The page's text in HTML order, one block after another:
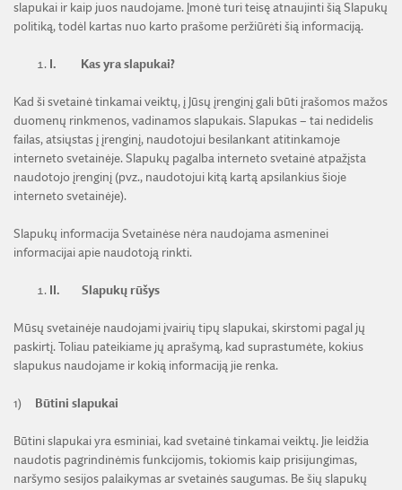
VIRTUALI LMA
TECHNIKOS MOKSLŲ SKYRIUS
JAUNOJI AKADEMIJA
SKYRIAI IR PADALINIAI
PAREIGYBIŲ APRAŠYMAS IR ATLIEKAMOS FUNKCIJOS
ŠVIESAUS ATMINIMO LMA NARIAI
BENDRADARBIAVIMO SUTARTYS
KORUPCIJOS PREVENCIJA
PRANEŠĖJŲ APSAUGA
NUORODOS
BENDRADARBIAVIMAS SU REGIONAIS
ES SF PARAMA LMA
ATVIRI DUOMENYS
FINANSŲ KONTROLĖS TAISYKLĖS
ŪKIO SUBJEKTŲ PRIEŽIŪRA
LĖŠOS VEIKLAI VIEŠINTI
slapukai ir kaip juos naudojame. Įmonė turi teisę atnaujinti šią Slapukų
politiką, todėl kartas nuo karto prašome peržiūrėti šią informaciją.
I. Kas yra slapukai?
Kad ši svetainė tinkamai veiktų, į Jūsų įrenginį gali būti įrašomos mažos
duomenų rinkmenos, vadinamos slapukais. Slapukas – tai nedidelis
failas, atsiųstas į įrenginį, naudotojui besilankant atitinkamoje
interneto svetainėje. Slapukų pagalba interneto svetainė atpažįsta
naudotojo įrenginį (pvz., naudotojui kitą kartą apsilankius šioje
interneto svetainėje).
Slapukų informacija Svetainėse nėra naudojama asmeninei
informacijai apie naudotoją rinkti.
II. Slapukų rūšys
Mūsų svetainėje naudojami įvairių tipų slapukai, skirstomi pagal jų
paskirtį. Toliau pateikiame jų aprašymą, kad suprastumėte, kokius
slapukus naudojame ir kokią informaciją jie renka.
1) Būtini slapukai
Būtini slapukai yra esminiai, kad svetainė tinkamai veiktų. Jie leidžia
naudotis pagrindinėmis funkcijomis, tokiomis kaip prisijungimas,
naršymo sesijos palaikymas ar svetainės saugumas. Be šių slapukų